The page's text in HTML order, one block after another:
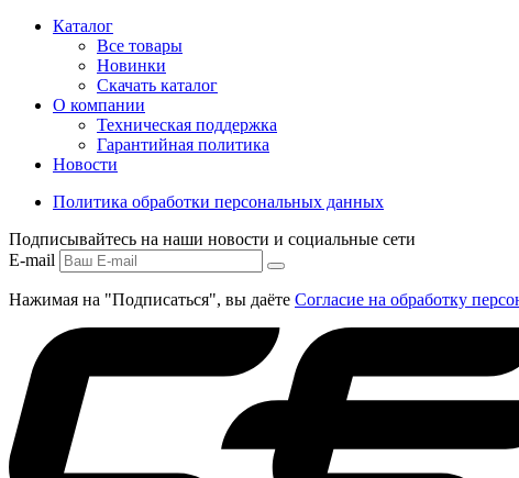
Каталог
Все товары
Новинки
Скачать каталог
О компании
Техническая поддержка
Гарантийная политика
Новости
Политика обработки персональных данных
Подписывайтесь на наши новости и социальные сети
E-mail
Нажимая на "Подписаться", вы даёте Согласие на обработку